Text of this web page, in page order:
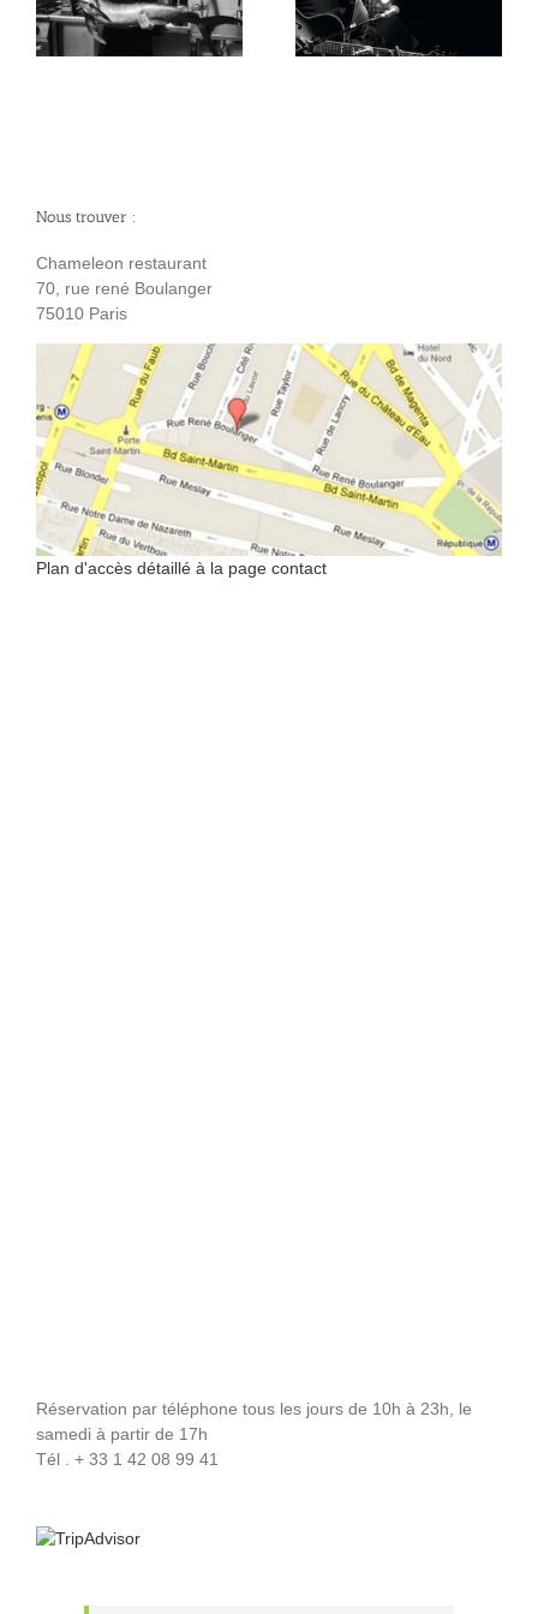
juillet
Funk Judrilex 2 nov 13
Nous trouver :
Chameleon restaurant
70, rue rené Boulanger
75010 Paris
Plan d'accès détaillé à la page contact
Réservation par téléphone tous les jours de 10h à 23h, le
samedi à partir de 17h
Tél . + 33 1 42 08 99 41